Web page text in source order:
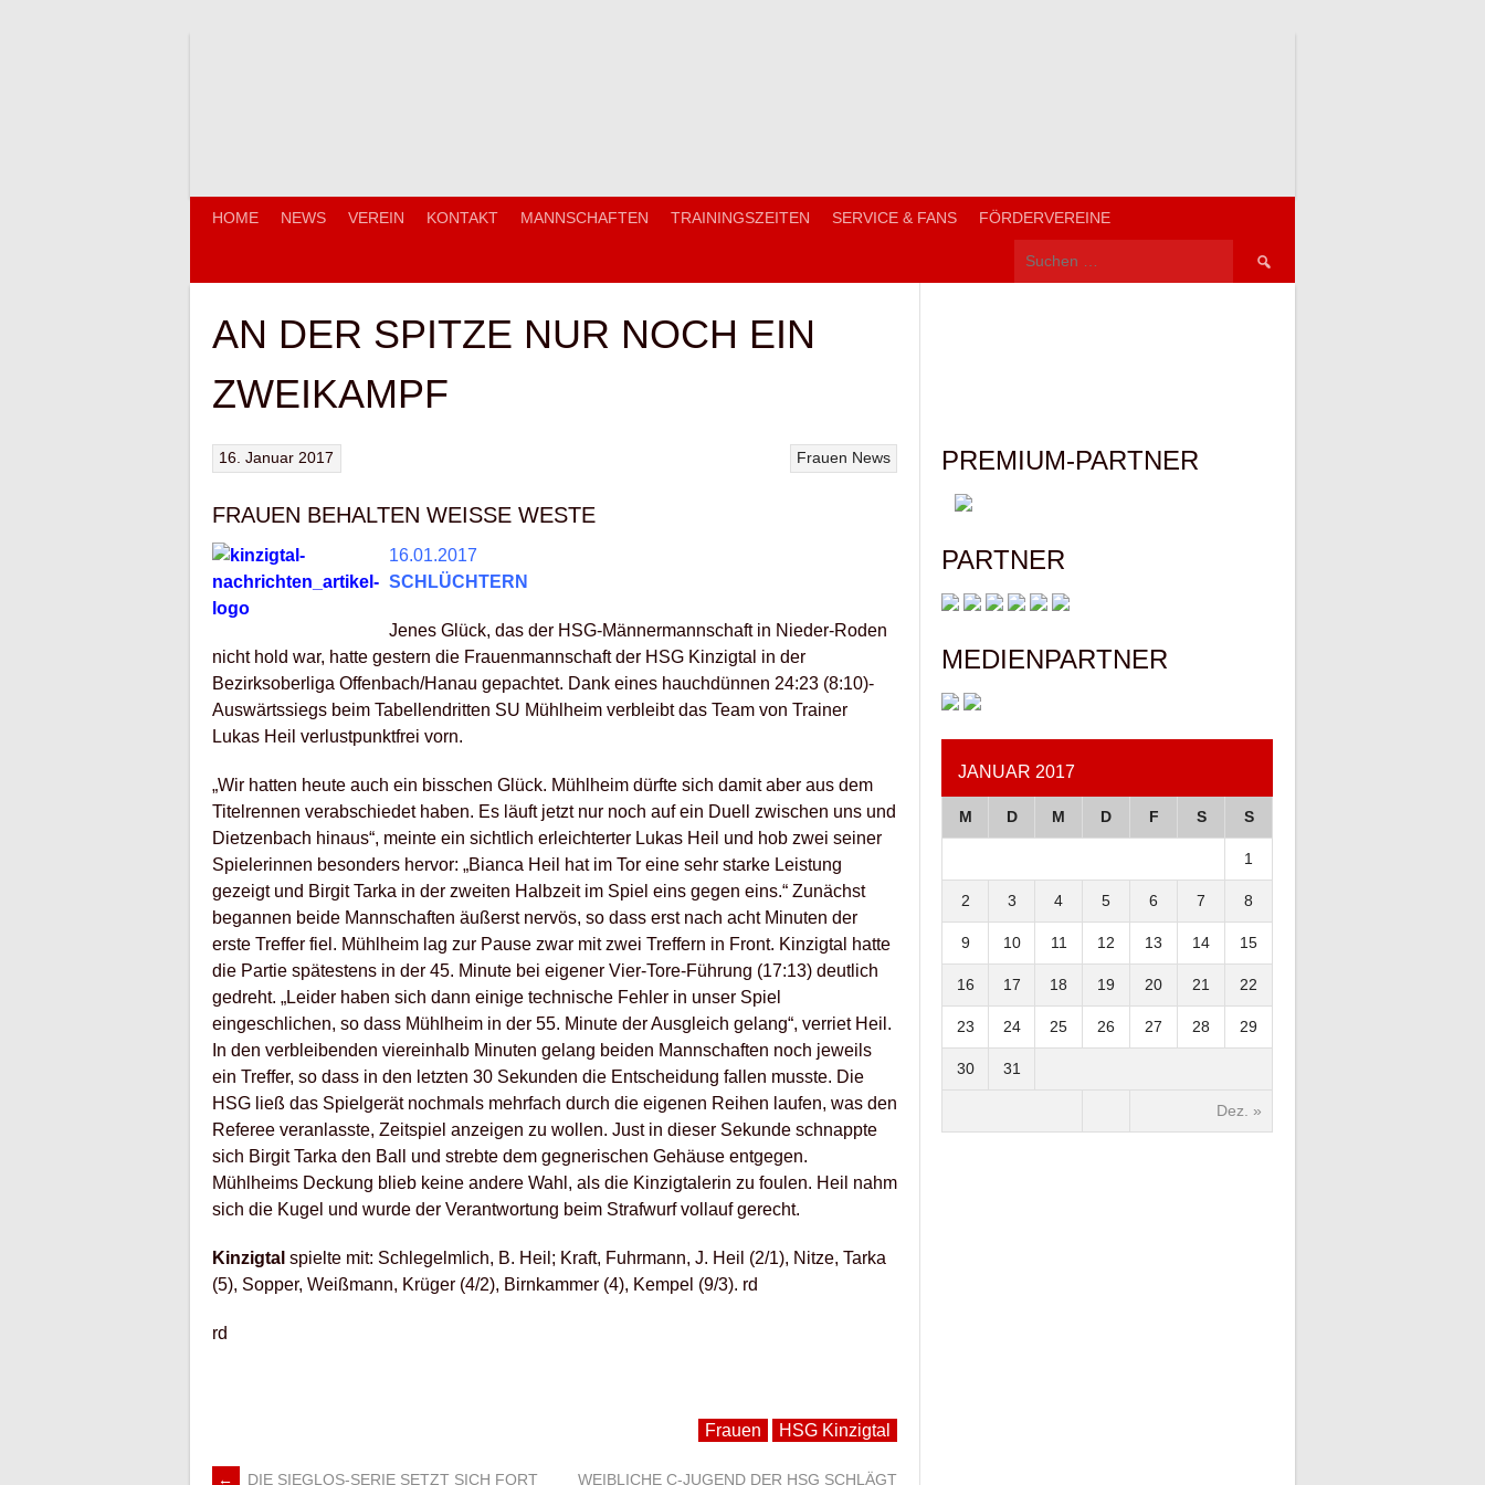
HOME NEWS VEREIN KONTAKT MANNSCHAFTEN TRAININGSZEITEN SERVICE & FANS FÖRDERVEREINE
Suchen
AN DER SPITZE NUR NOCH EIN
ZWEIKAMPF
Frauen News
16. Januar 2017
FRAUEN BEHALTEN WEISSE WESTE
16.01.2017
SCHLÜCHTERN
Jenes Glück, das der HSG-Männermannschaft in Nieder-Roden
nicht hold war, hatte gestern die Frauenmannschaft der HSG Kinzigtal in der
Bezirksoberliga Offenbach/Hanau gepachtet. Dank eines hauchdünnen 24:23 (8:10)-
Auswärtssiegs beim Tabellendritten SU Mühlheim verbleibt das Team von Trainer
Lukas Heil verlustpunktfrei vorn.
„Wir hatten heute auch ein bisschen Glück. Mühlheim dürfte sich damit aber aus dem
Titelrennen verabschiedet haben. Es läuft jetzt nur noch auf ein Duell zwischen uns und
Dietzenbach hinaus“, meinte ein sichtlich erleichterter Lukas Heil und hob zwei seiner
Spielerinnen besonders hervor: „Bianca Heil hat im Tor eine sehr starke Leistung
gezeigt und Birgit Tarka in der zweiten Halbzeit im Spiel eins gegen eins.“ Zunächst
begannen beide Mannschaften äußerst nervös, so dass erst nach acht Minuten der
erste Treffer fiel. Mühlheim lag zur Pause zwar mit zwei Treffern in Front. Kinzigtal hatte
die Partie spätestens in der 45. Minute bei eigener Vier-Tore-Führung (17:13) deutlich
gedreht. „Leider haben sich dann einige technische Fehler in unser Spiel
eingeschlichen, so dass Mühlheim in der 55. Minute der Ausgleich gelang“, verriet Heil.
In den verbleibenden viereinhalb Minuten gelang beiden Mannschaften noch jeweils
ein Treffer, so dass in den letzten 30 Sekunden die Entscheidung fallen musste. Die
HSG ließ das Spielgerät nochmals mehrfach durch die eigenen Reihen laufen, was den
Referee veranlasste, Zeitspiel anzeigen zu wollen. Just in dieser Sekunde schnappte
sich Birgit Tarka den Ball und strebte dem gegnerischen Gehäuse entgegen.
Mühlheims Deckung blieb keine andere Wahl, als die Kinzigtalerin zu foulen. Heil nahm
sich die Kugel und wurde der Verantwortung beim Strafwurf vollauf gerecht.
Kinzigtal spielte mit: Schlegelmlich, B. Heil; Kraft, Fuhrmann, J. Heil (2/1), Nitze, Tarka
(5), Sopper, Weißmann, Krüger (4/2), Birnkammer (4), Kempel (9/3). rd
rd
Frauen HSG Kinzigtal
← DIE SIEGLOS-SERIE SETZT SICH FORT WEIBLICHE C-JUGEND DER HSG SCHLÄGT
PREMIUM-PARTNER
PARTNER
MEDIENPARTNER
JANUAR 2017
M D M D F S S
Dez. »
1
2 3 4 5 6 7 8
9 10 11 12 13 14 15
16 17 18 19 20 21 22
23 24 25 26 27 28 29
30 31